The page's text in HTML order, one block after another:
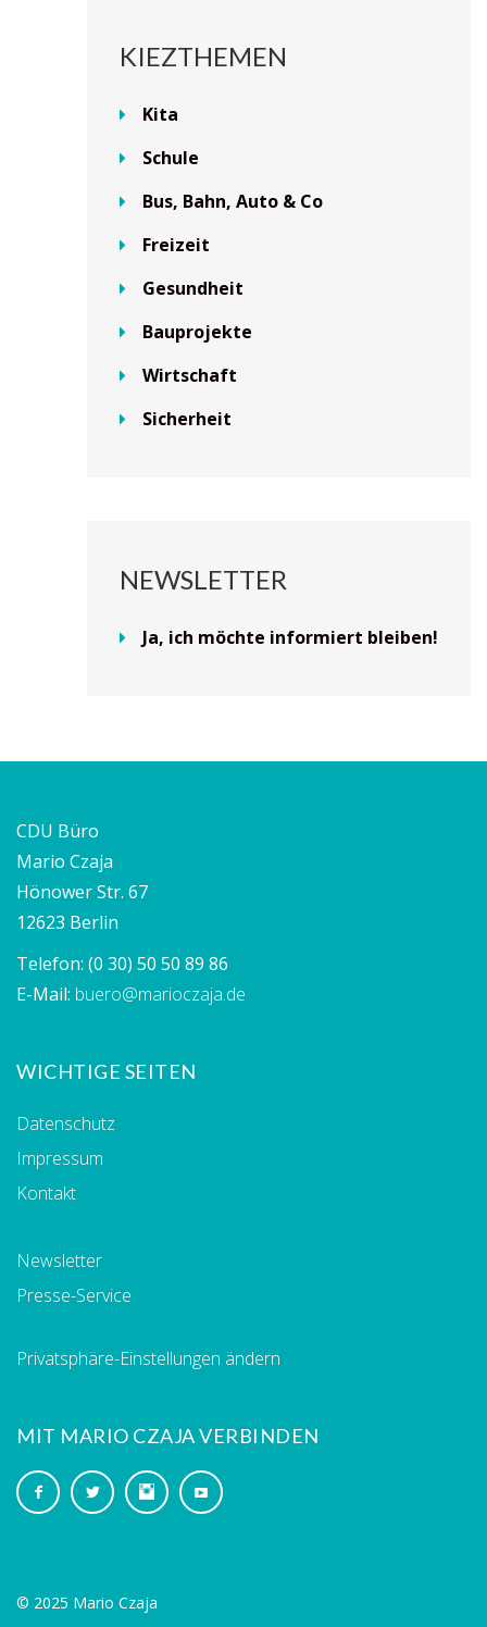
KIEZTHEMEN
Kita
Schule
Bus, Bahn, Auto & Co
Freizeit
Gesundheit
Bauprojekte
Wirtschaft
Sicherheit
NEWSLETTER
Ja, ich möchte informiert bleiben!
CDU Büro
Mario Czaja
Hönower Str. 67
12623 Berlin
Telefon: (0 30) 50 50 89 86
E-Mail: buero@marioczaja.de
WICHTIGE SEITEN
Datenschutz
Impressum
Kontakt
Newsletter
Presse-Service
Privatsphäre-Einstellungen ändern
MIT MARIO CZAJA VERBINDEN
© 2025 Mario Czaja